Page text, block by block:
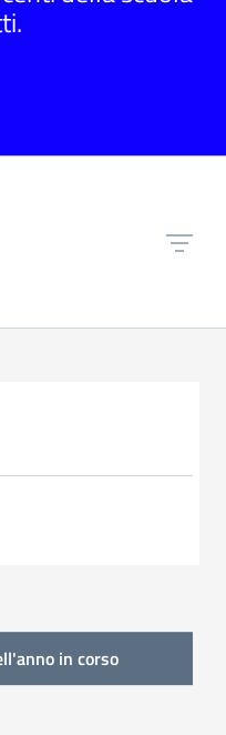
in corso